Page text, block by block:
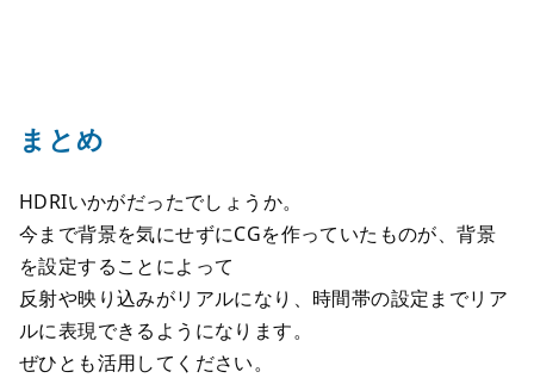
まとめ
HDRIいかがだったでしょうか。
今まで背景を気にせずにCGを作っていたものが、背景
を設定することによって
反射や映り込みがリアルになり、時間帯の設定までリア
ルに表現できるようになります。
ぜひとも活用してください。